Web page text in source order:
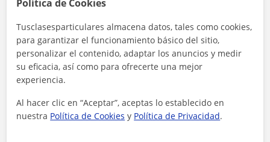
Localidades a las que se desplaza para dar clase
Madrid (Ciudad)
Alcobendas
+ −
Política de Cookies
Tusclasesparticulares almacena datos, tales como cookies,
para garantizar el funcionamiento básico del sitio,
personalizar el contenido, adaptar los anuncios y medir
su eficacia, así como para ofrecerte una mejor
experiencia.
Al hacer clic en “Aceptar”, aceptas lo establecido en
nuestra Política de Cookies y Política de Privacidad.